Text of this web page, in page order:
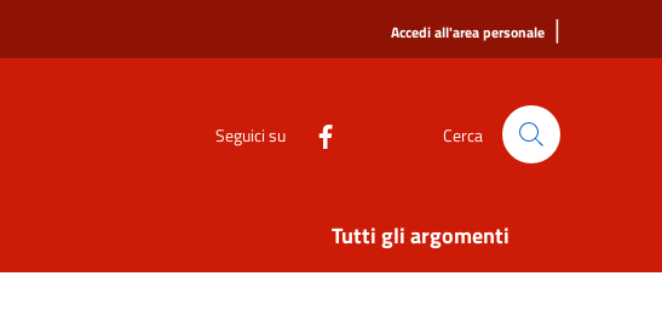
Accedi all'area personale |
Seguici su Cerca
Tutti gli argomenti